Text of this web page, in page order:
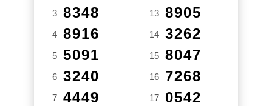
3 8348
4 8916
5 5091
6 3240
7 4449
13 8905
14 3262
15 8047
16 7268
17 0542